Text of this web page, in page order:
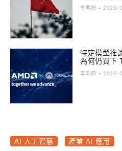
李昀蔚 2026-
特定模型推
為何仍買下
李昀蔚 2026-
AI 人工智慧 產業 AI 應用